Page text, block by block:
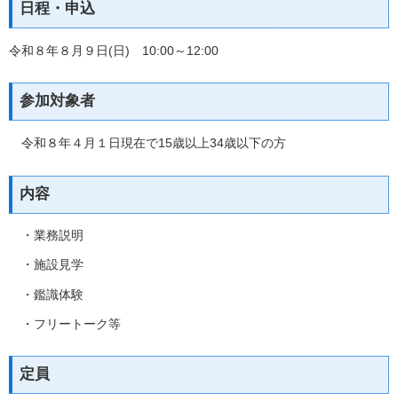
日程・申込
令和８年８月９日(日) 10:00～12:00
参加対象者
令和８年４月１日現在で15歳以上34歳以下の方
内容
・業務説明
・施設見学
・鑑識体験
・フリートーク等
定員